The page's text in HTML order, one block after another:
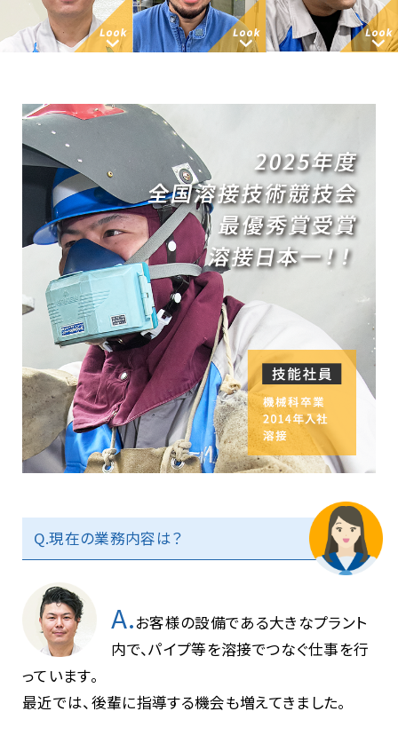
Q.現在の業務内容は？
A.お客様の設備である大きなプラント
内で、パイプ等を溶接でつなぐ仕事を行
っています。
最近では、後輩に指導する機会も増えてきました。